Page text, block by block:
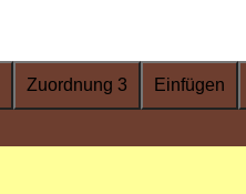
Zuordnung 3 Einfügen